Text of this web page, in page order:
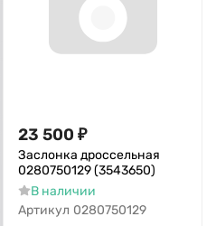
23 500 ₽
Заслонка дроссельная
0280750129 (3543650)
В наличии
Артикул 0280750129